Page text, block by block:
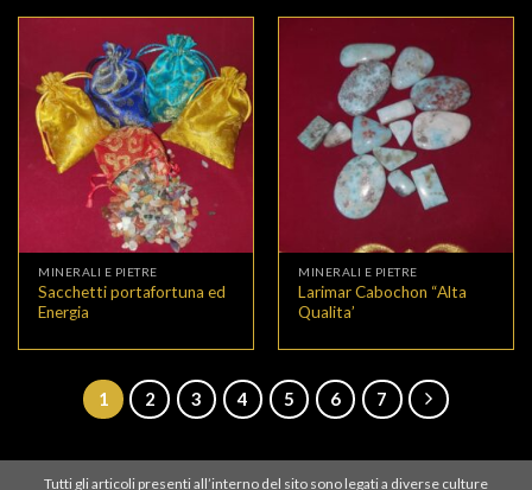
MINERALI E PIETRE
Sacchetti portafortuna ed
Energia
MINERALI E PIETRE
Larimar Cabochon “Alta
Qualita’
1 2 3 4 5 6 7
Tutti gli articoli presenti all’interno del sito sono legati a diverse culture